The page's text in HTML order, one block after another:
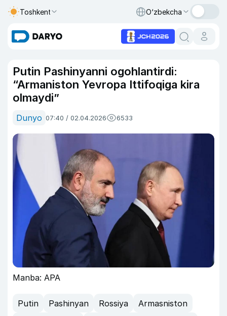
Toshkent O‘zbekcha
Putin Pashinyanni ogohlantirdi:
“Armaniston Yevropa Ittifoqiga kira
olmaydi”
Dunyo 07:40 / 02.04.2026 6533
Manba: APA
Putin Pashinyan Rossiya
Armasniston